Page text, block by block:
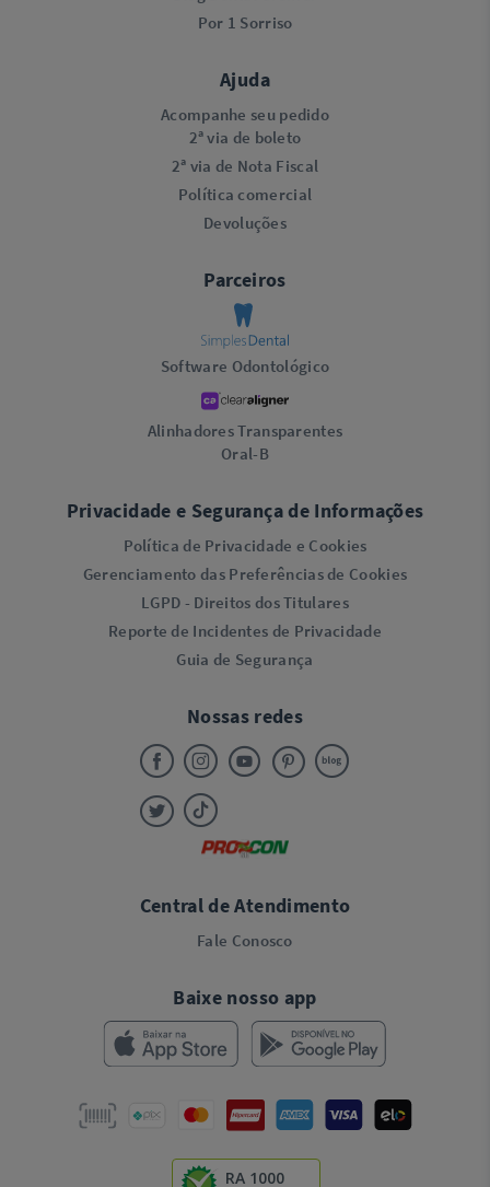
Por 1 Sorriso
Ajuda
Acompanhe seu pedido
2ª via de boleto
2ª via de Nota Fiscal
Política comercial
Devoluções
Parceiros
Software Odontológico
Alinhadores Transparentes
Oral-B
Privacidade e Segurança de Informações
Política de Privacidade e Cookies
Gerenciamento das Preferências de Cookies
LGPD - Direitos dos Titulares
Reporte de Incidentes de Privacidade
Guia de Segurança
Nossas redes
Central de Atendimento
Fale Conosco
Baixe nosso app
RA 1000